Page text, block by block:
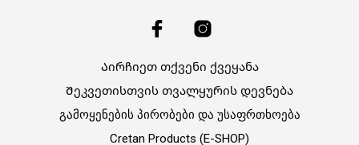
Აირჩიეთ თქვენი ქვეყანა
Შეკვეთისთვის თვალყურის დევნება
გამოყენების პირობები და უსაფრთხოება
Cretan Products (E-SHOP)